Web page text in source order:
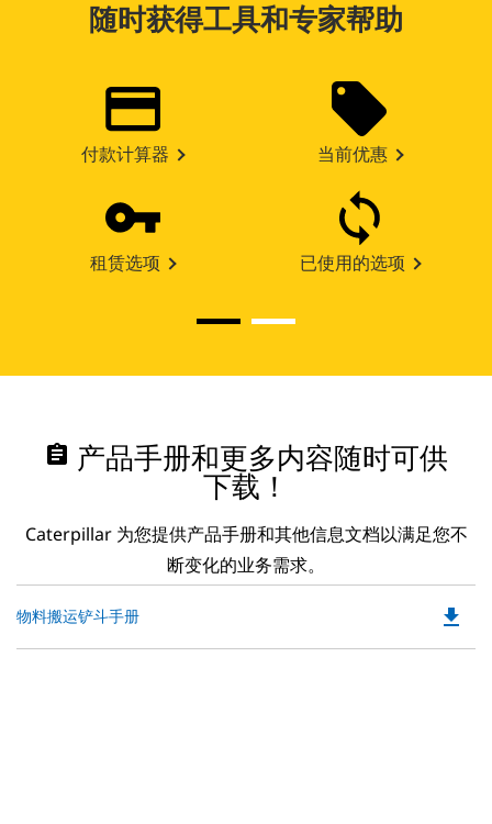
随时获得工具和专家帮助
付款计算器 当前优惠
租赁选项 已使用的选项
assignment 产品手册和更多内容随时可供
下载！
Caterpillar 为您提供产品手册和其他信息文档以满足您不
断变化的业务需求。
物料搬运铲斗手册 file_download